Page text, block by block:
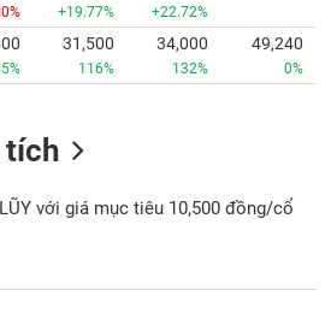
+19.77% +22.72%
31,500
116%
34,000
132%
49,240
0%
tích
với giá mục tiêu 10,500 đồng/cổ